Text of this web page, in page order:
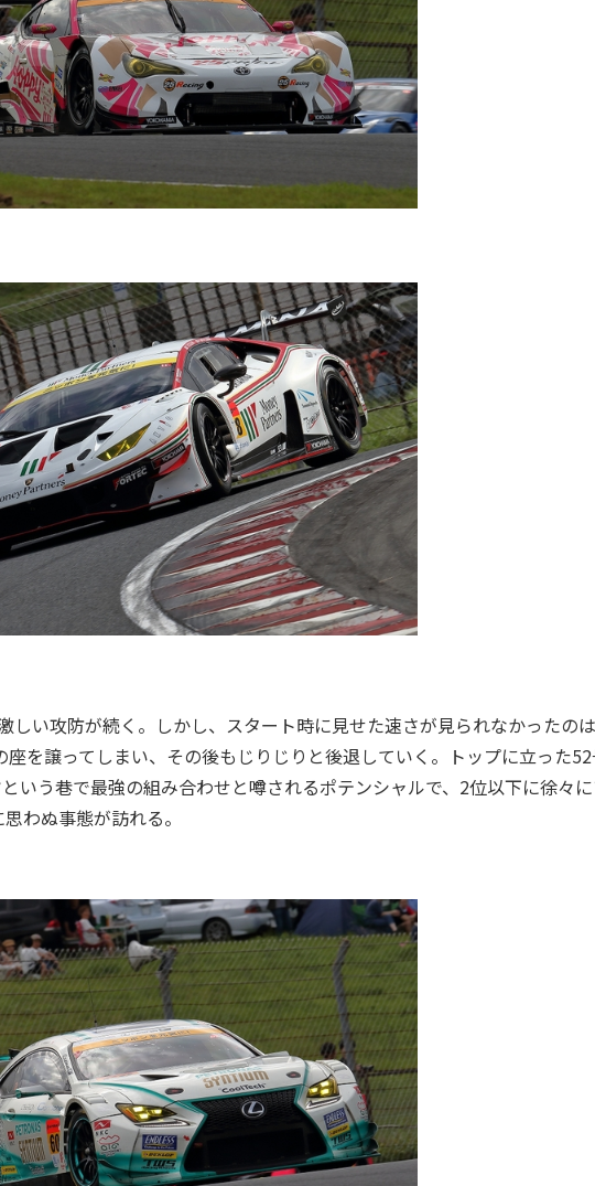
い攻防が続く。しかし、スタート時に見せた速さが見られなかったの
を譲ってしまい、その後もじりじりと後退していく。トップに立った
いう巷で最強の組み合わせと噂されるポテンシャルで、2位以下に徐々
わぬ事態が訪れる。